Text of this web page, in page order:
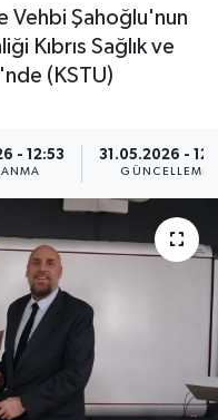
Vehbi Şahoğlu'nun
Kıbrıs Sağlık ve
(KSTU)
- 12:53 31.05.2026 -
GÜNCELLEME